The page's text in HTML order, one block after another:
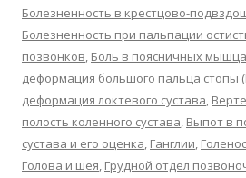
Болезненность в крестцово-
Болезненность при пальпации
позвонков, Боль в поясничных
деформация большого пальца стопы
деформация локтевого сустава,
полость коленного сустава, Выпот в
сустава и его оценка, Ганглии,
Голова и шея, Грудной отдел